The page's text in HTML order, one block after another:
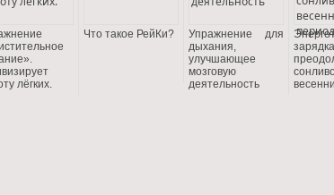
лёгких.
Что такое РейКи?
Упражнение для
дыхания,
улучшающее
мозговую
деятельность